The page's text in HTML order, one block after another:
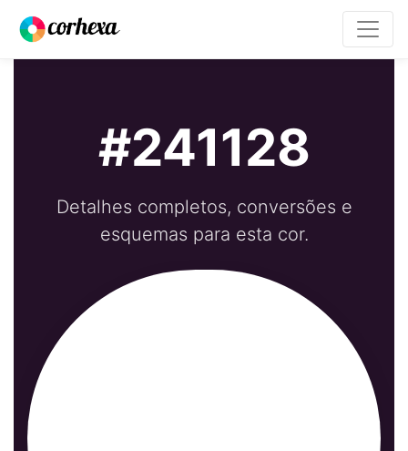
#241128
Detalhes completos, conversões e
esquemas para esta cor.